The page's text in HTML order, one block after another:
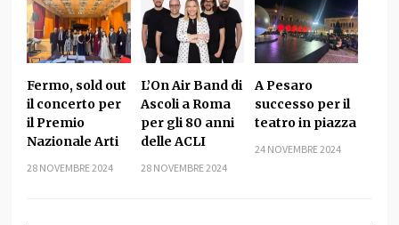
Fermo, sold out
il concerto per
il Premio
Nazionale Arti
28 NOVEMBRE 2024
L’On Air Band di
Ascoli a Roma
per gli 80 anni
delle ACLI
28 NOVEMBRE 2024
A Pesaro
successo per il
teatro in piazza
24 NOVEMBRE 2024